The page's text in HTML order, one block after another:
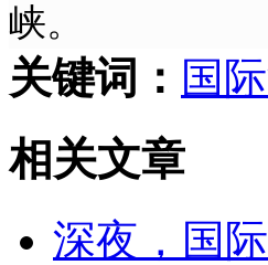
峡。
关键词： 国际
相关文章
深夜，国